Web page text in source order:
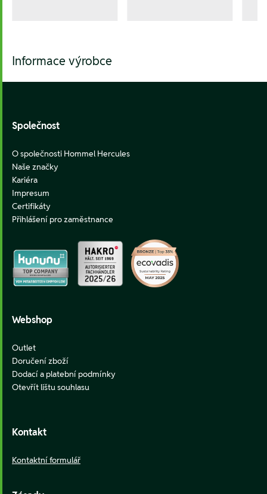
Informace výrobce
Společnost
O společnosti Hommel Hercules
Naše značky
Kariéra
Impresum
Certifikáty
Přihlášení pro zaměstnance
Webshop
Outlet
Doručení zboží
Dodací a platební podmínky
Otevřít lištu souhlasu
Kontakt
Kontaktní formulář